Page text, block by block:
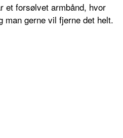
et forsølvet armbånd, hvor
gerne vil fjerne det helt.